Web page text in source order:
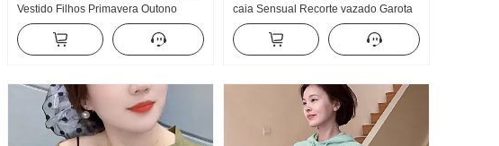
Vestido Filhos Primavera Outono
Xiaoxiang Ternura Vento Vestido
longo
caia Sensual Recorte vazado Garota
estilosa Saia lápis Acetato Dia Seda
Modelo Curto Vestido